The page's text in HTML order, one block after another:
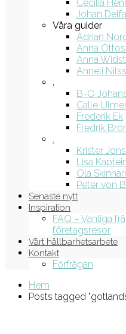
Cecilia
Johan
Våra guider
Adrian
Anna
Anna
Anneli
.
B-O
Calle
Frederik Ek
Fredrik
.
Krister
Lisa
Ola
Peter von
Senaste nytt
Inspiration
FAQ – Vanliga
företagsresor
Vårt hållbarhetsarbete
Kontakt
Förfrågan
Hem
Posts tagged